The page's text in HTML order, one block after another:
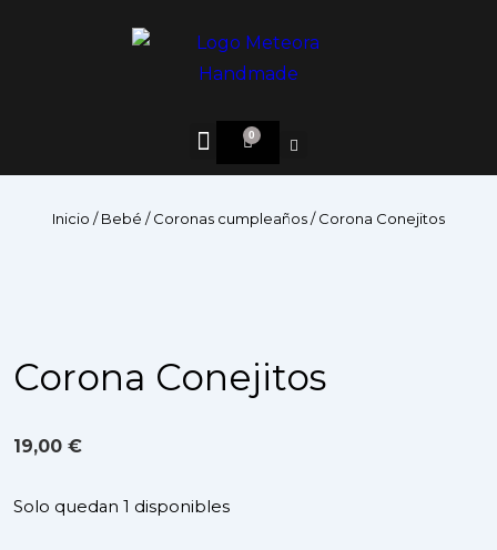
0
Inicio /Bebé /Coronas cumpleaños/ Corona Conejitos
Corona Conejitos
19,00 €
Solo quedan 1 disponibles